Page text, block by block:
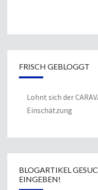
FRISCH GEBLOGGT
Lohnt sich der
Einschätzung
BLOGARTIKEL
EINGEBEN!